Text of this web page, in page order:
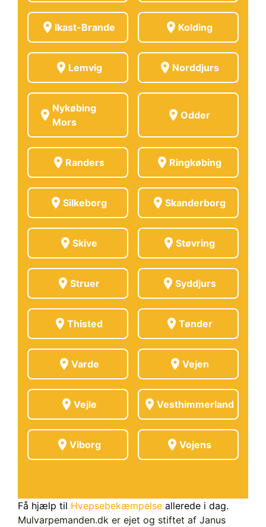
location_on Ikast-Brande location_on Kolding
location_on Lemvig location_on Norddjurs
location_on Nykøbing
Mors
location_on Odder
location_on Randers location_on Ringkøbing
location_on Silkeborg location_on Skanderborg
location_on Skive location_on Støvring
location_on Struer location_on Syddjurs
location_on Thisted location_on Tønder
location_on Varde location_on Vejen
location_on Vejle location_on Vesthimmerland
location_on Viborg location_on Vojens
Få hjælp til Hvepsebekæmpelse allerede i dag.
Mulvarpemanden.dk er ejet og stiftet af Janus